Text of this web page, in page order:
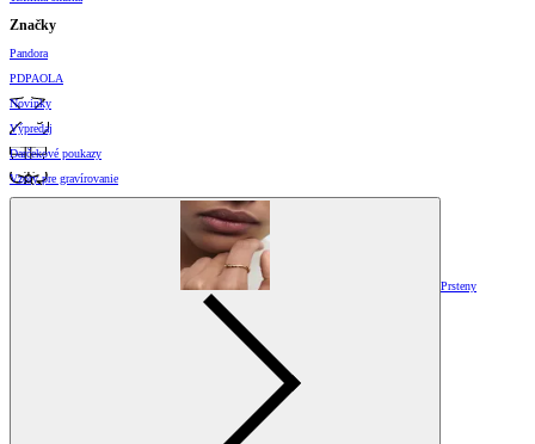
Značky
Pandora
PDPAOLA
Novinky
Výpredaj
Darčekové poukazy
Vzory pre gravírovanie
Prsteny